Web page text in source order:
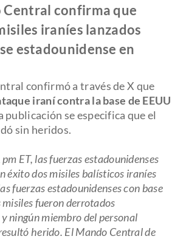
Central confirma que
iraníes lanzados
estadounidense en
confirmó a través de X que
iraní contra la base de EEUU
publicación se especifica que el
sin heridos.
ET, las fuerzas estadounidenses
éxito dos misiles balísticos iraníes
fuerzas estadounidenses con base
fueron derrotados
ningún miembro del personal
herido. El Mando Central de